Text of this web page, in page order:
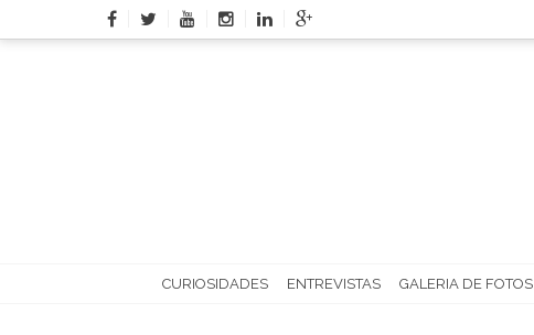
to
CURIOSIDADES ENTREVISTAS GALERIA DE FOTOS